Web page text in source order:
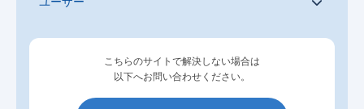
こちらのサイトで解決しない場合は
以下へお問い合わせください。